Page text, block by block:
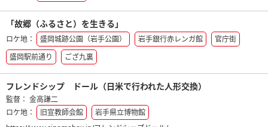
「故郷（ふるさと）を生きる」
ロケ地： 盛岡城跡公園（岩手公園） 岩手銀行赤レンガ館
官庁街
盛岡駅前通り
ござ九裏
フレンドシップ ドール（日米で行われた人形交換）
監督： 金高謙二
ロケ地：
旧宣教師会館
岩手県立博物館